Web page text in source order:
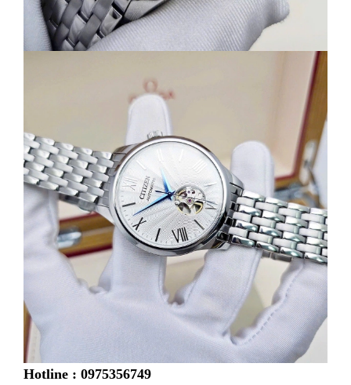
Hotline : 0975356749